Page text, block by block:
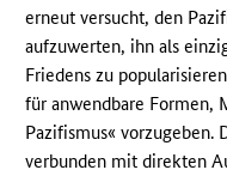
erneut versucht, den
aufzuwerten, ihn als
Friedens zu
für anwendbare Formen,
Pazifismus« vorzugeben.
verbunden mit direkten